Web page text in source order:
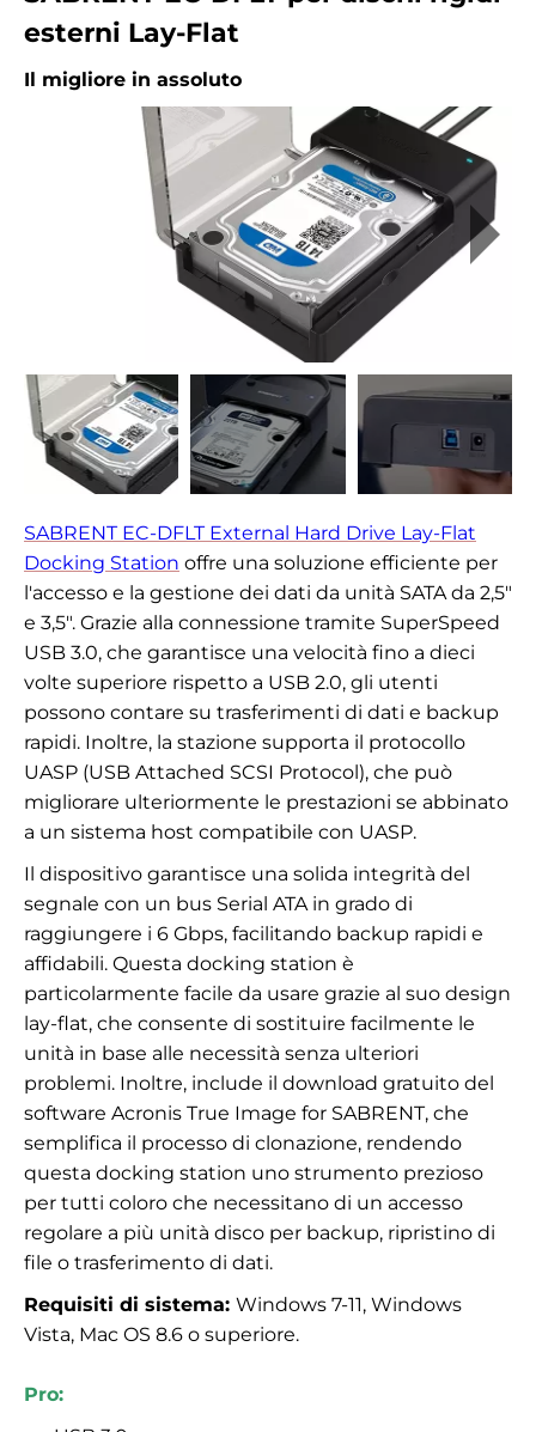
esterni Lay-Flat
Il migliore in assoluto
SABRENT EC-DFLT External Hard Drive Lay-Flat
Docking Station offre una soluzione efficiente per
l'accesso e la gestione dei dati da unità SATA da 2,5"
e 3,5". Grazie alla connessione tramite SuperSpeed
USB 3.0, che garantisce una velocità fino a dieci
volte superiore rispetto a USB 2.0, gli utenti
possono contare su trasferimenti di dati e backup
rapidi. Inoltre, la stazione supporta il protocollo
UASP (USB Attached SCSI Protocol), che può
migliorare ulteriormente le prestazioni se abbinato
a un sistema host compatibile con UASP.
Il dispositivo garantisce una solida integrità del
segnale con un bus Serial ATA in grado di
raggiungere i 6 Gbps, facilitando backup rapidi e
affidabili. Questa docking station è
particolarmente facile da usare grazie al suo design
lay-flat, che consente di sostituire facilmente le
unità in base alle necessità senza ulteriori
problemi. Inoltre, include il download gratuito del
software Acronis True Image for SABRENT, che
semplifica il processo di clonazione, rendendo
questa docking station uno strumento prezioso
per tutti coloro che necessitano di un accesso
regolare a più unità disco per backup, ripristino di
file o trasferimento di dati.
Requisiti di sistema: Windows 7-11, Windows
Vista, Mac OS 8.6 o superiore.
Pro: